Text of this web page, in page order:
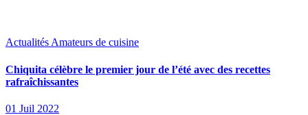
ActualitésAmateurs de cuisine
Chiquita célèbre le premier jour de l’été avec des recettes
rafraîchissantes
01 Juil 2022